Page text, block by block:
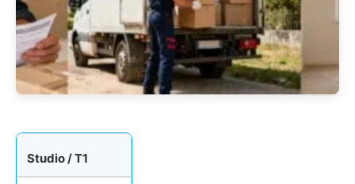
Studio / T1